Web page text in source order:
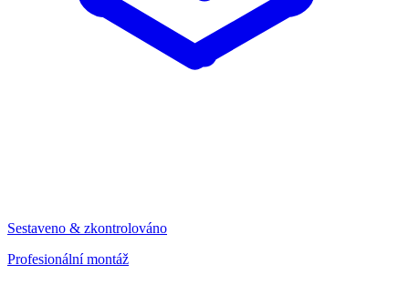
Sestaveno & zkontrolováno
Profesionální montáž